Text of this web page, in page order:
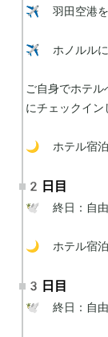
✈️ 羽田空港
✈️ ホノルル
ご自身でホテ
にチェックイン
🌙 ホテル宿泊
2日目
🕊 終日：自由
🌙 ホテル宿泊
3日目
🕊 終日：自由